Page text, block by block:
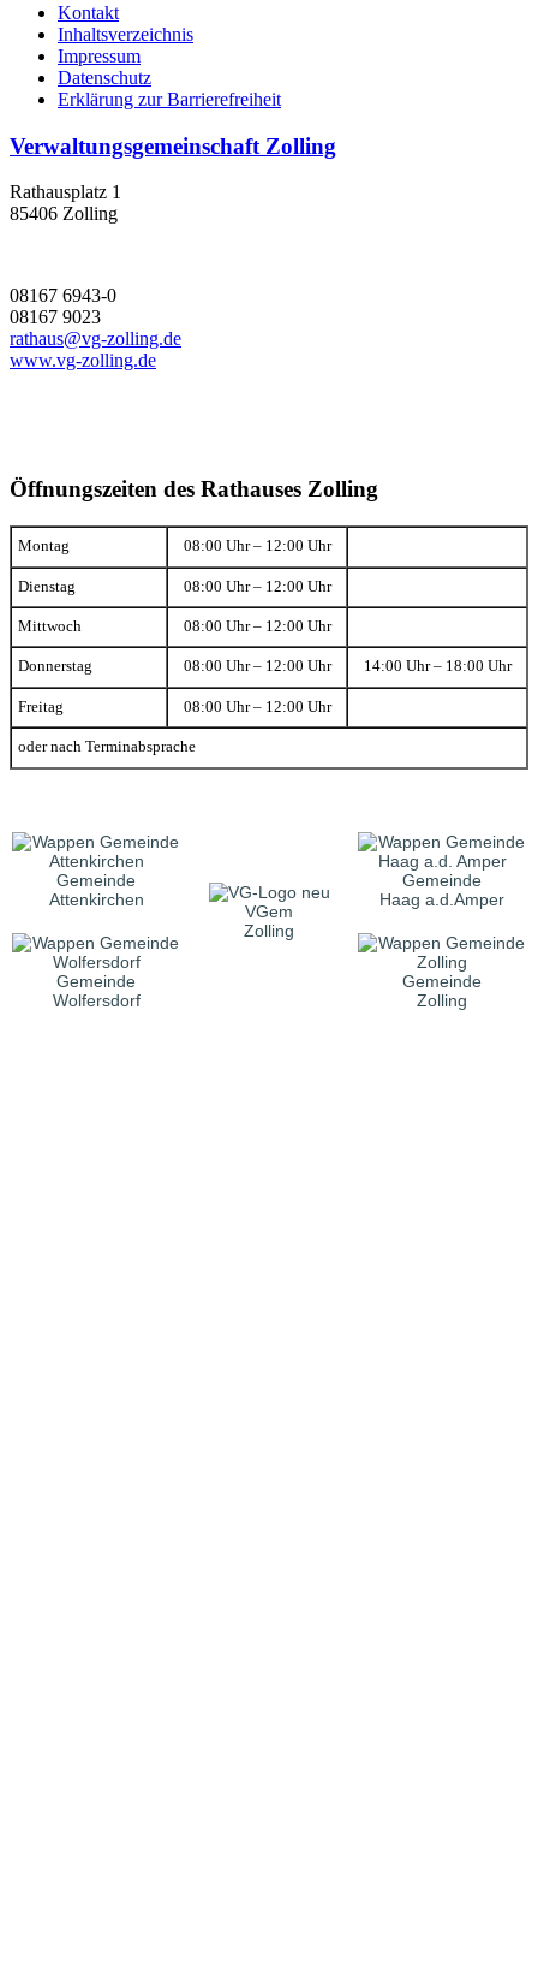
Kontakt
Inhaltsverzeichnis
Impressum
Datenschutz
Erklärung zur Barrierefreiheit
Verwaltungsgemeinschaft Zolling
Rathausplatz 1
85406 Zolling
08167 6943-0
08167 9023
rathaus@vg-zolling.de
www.vg-zolling.de
Öffnungszeiten des Rathauses Zolling
Montag 08:00 Uhr – 12:00 Uhr
Dienstag 08:00 Uhr – 12:00 Uhr
Mittwoch 08:00 Uhr – 12:00 Uhr
Donnerstag 08:00 Uhr – 12:00 Uhr 14:00 Uhr – 18:00 Uhr
Freitag 08:00 Uhr – 12:00 Uhr
oder nach Terminabsprache
Gemeinde
Attenkirchen
VGem
Zolling
Gemeinde
Haag a.d.Amper
Gemeinde
Wolfersdorf
Gemeinde
Zolling